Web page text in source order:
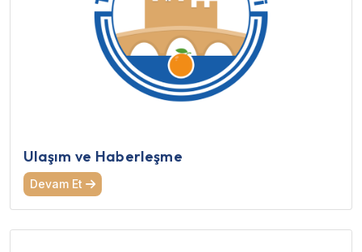
Ulaşım ve Haberleşme
Devam Et